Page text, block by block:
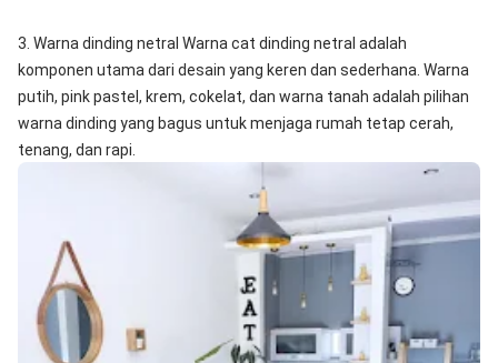
3. Warna dinding netral Warna cat dinding netral adalah
komponen utama dari desain yang keren dan sederhana. Warna
putih, pink pastel, krem, cokelat, dan warna tanah adalah pilihan
warna dinding yang bagus untuk menjaga rumah tetap cerah,
tenang, dan rapi.